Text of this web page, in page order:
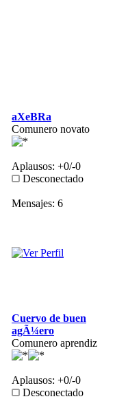
aXeBRa
Comunero novato
Aplausos: +0/-0
Desconectado
Mensajes: 6
Cuervo de buen
agÃ¼ero
Comunero aprendiz
Aplausos: +0/-0
Desconectado